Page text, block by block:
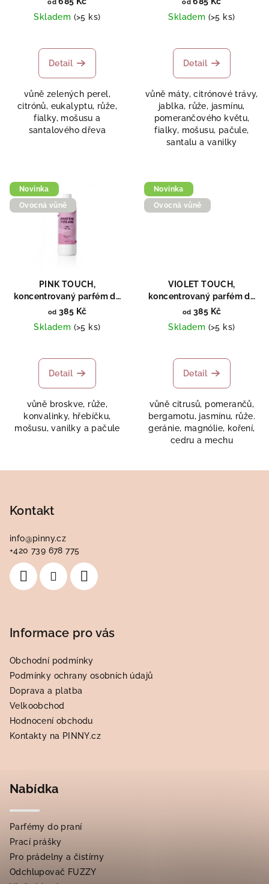
Skladem (>5 ks)
Detail
vůně zelených perel,
citrónů, eukalyptu, růže,
fialky, mošusu a
santalového dřeva
Skladem (>5 ks)
Detail
vůně máty, citrónové trávy,
jablka, růže, jasmínu,
pomerančového květu,
fialky, mošusu, pačule,
santalu a vanilky
Novinka
Ovocná vůně
PINK TOUCH,
koncentrovaný parfém do
praní, 250ml
od 385 Kč
Skladem (>5 ks)
Detail
vůně broskve, růže,
konvalinky, hřebíčku,
mošusu, vanilky a pačule
Novinka
Ovocná vůně
VIOLET TOUCH,
koncentrovaný parfém do
praní, 250ml
od 385 Kč
Skladem (>5 ks)
Detail
vůně citrusů, pomerančů,
bergamotu, jasmínu, růže.
geránie, magnólie, koření,
cedru a mechu
Kontakt
info@pinny.cz
+420 739 678 775
Informace pro vás
Obchodní podmínky
Podmínky ochrany osobních údajů
Doprava a platba
Velkoobchod
Hodnocení obchodu
Kontakty na PINNY.cz
Nabídka
Parfémy do praní
Prací prášky
Pro prádelny a čistírny
Odchlupovač FUZZY